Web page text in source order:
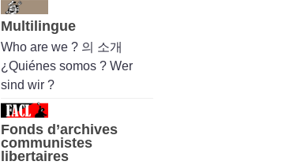
Multilingue
Who are we ? 의 소개
¿Quiénes somos ? Wer
sind wir ?
Fonds d’archives
communistes
libertaires